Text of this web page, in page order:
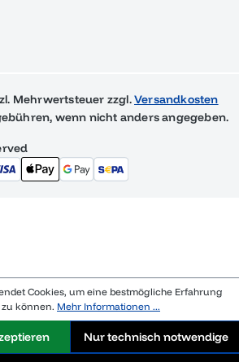
Mehrwertsteuer zzgl.Versandkosten
wenn nicht anders angegeben.
Cookies, um eine bestmögliche Erfahrung
können. Mehr Informationen ...
Nur technisch notwendige